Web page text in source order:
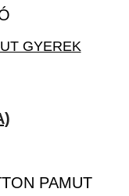
GYEREK